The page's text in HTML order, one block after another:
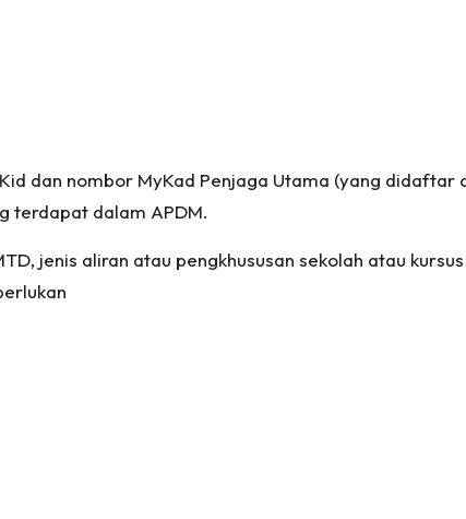
dan nombor MyKad Penjaga Utama (yang didaftar
terdapat dalam APDM.
jenis aliran atau pengkhususan sekolah atau